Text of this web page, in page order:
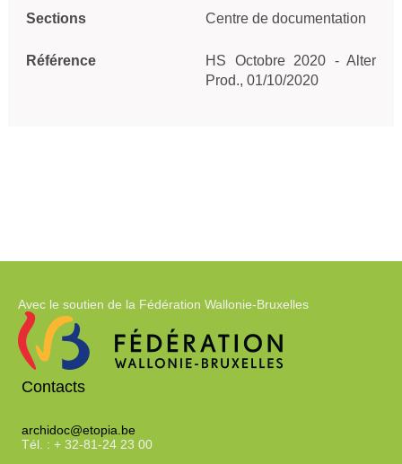
Sections Centre de documentation
Référence
HS Octobre 2020 - Alter
Prod., 01/10/2020
Avec le soutien de la Fédération Wallonie-Bruxelles
Contacts
archidoc@etopia.be
Tél. : + 32-81-24 23 00